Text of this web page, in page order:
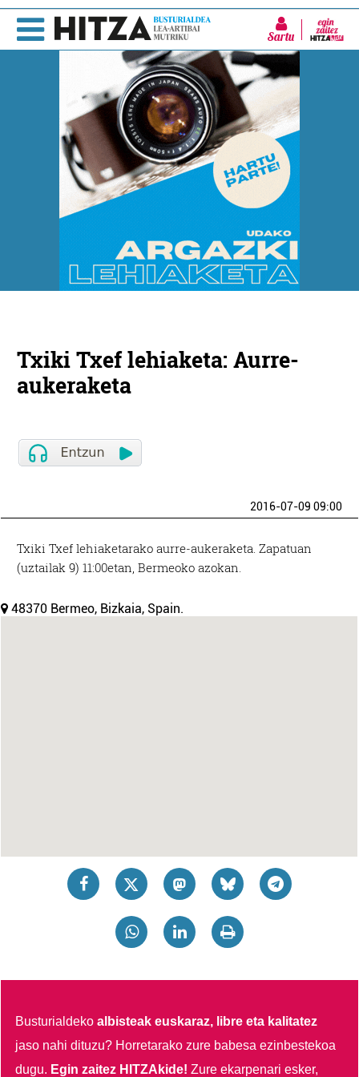
Sartu
Txiki Txef lehiaketa: Aurre-
aukeraketa
2016-07-09 09:00
Txiki Txef lehiaketarako aurre-aukeraketa. Zapatuan
(uztailak 9) 11:00etan, Bermeoko azokan.
48370 Bermeo, Bizkaia, Spain.
Busturialdekoalbisteak euskaraz, libre eta kalitatez
jaso nahi dituzu? Horretarako zure babesa ezinbestekoa
dugu. Egin zaitez HITZAkide!Zure ekarpenari esker,